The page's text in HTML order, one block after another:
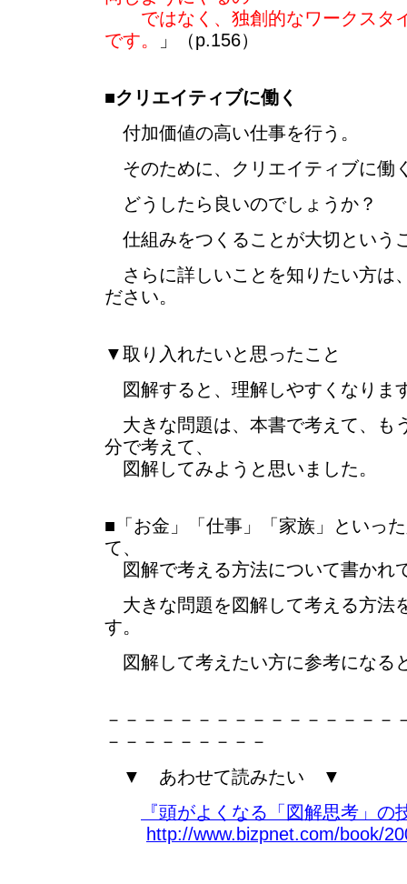
ではなく、独創的なワークスタ
です。
」（p.156）
■クリエイティブに働く
付加価値の高い仕事を行う。
そのために、クリエイティブに働
どうしたら良いのでしょうか？
仕組みをつくることが大切という
さらに詳しいことを知りたい方は
ださい。
▼取り入れたいと思ったこと
図解すると、理解しやすくなりま
大きな問題は、本書で考えて、も
分で考えて、
図解してみようと思いました。
■「お金」「仕事」「家族」といっ
て、
図解で考える方法について書かれ
大きな問題を図解して考える方法
す。
図解して考えたい方に参考になる
－－－－－－－－－－－－－－－－
－－－－－－－－－
▼ あわせて読みたい ▼
『頭がよくなる「図解思考」の
http://www.bizpnet.com/book/